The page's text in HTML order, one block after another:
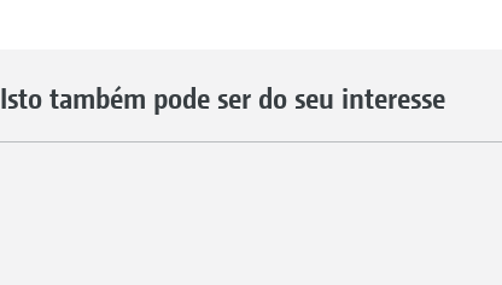
Isto também pode ser do seu interesse